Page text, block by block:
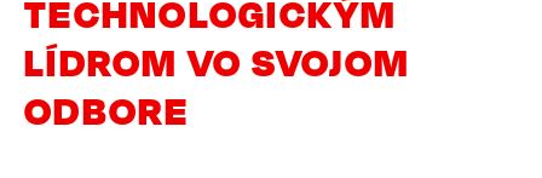
TECHNOLOGICKÝM
LÍDROM VO SVOJOM
ODBORE